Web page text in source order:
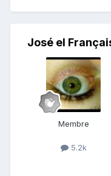
José el
Membre
5.2k